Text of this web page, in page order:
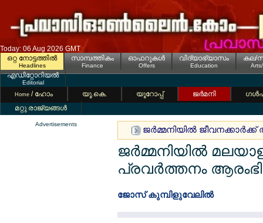
Today: 06 Aug 2026 GMT
ഒറ്റ നോട്ടത്തില്‍
Headlines
സാമ്പത്തികം
Finance
ഓഫറുകള്‍
Offers
വിദ്യാഭ്യാസം
Education
കല/
എഡിറ്റോറിയല്‍
Editorial
Home / ഹോം യൂ.കെ. യൂറോപ്പ് ജര്‍മനി
മറ്റു രാജ്യങ്ങള്‍
Advertisements
ജര്‍മ്മനിയില്‍
ജര്‍മ്മനിയില്‍
പ്രവര്‍ത്തനം
ജോസ് കുമ്പിളുവേലില്‍